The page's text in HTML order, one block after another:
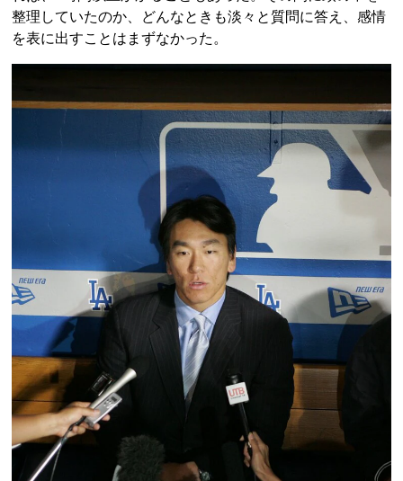
整理していたのか、どんなときも淡々と質問に答え、感情
を表に出すことはまずなかった。